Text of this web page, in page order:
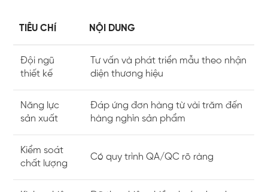
TIÊU CHÍ NỘI DUNG
Đội ngũ
thiết kế
Tư vấn và phát triển mẫu theo nhận
diện thương hiệu
Năng lực
sản xuất
Đáp ứng đơn hàng từ vài trăm đến
hàng nghìn sản phẩm
Kiểm soát
chất lượng
Có quy trình QA/QC rõ ràng